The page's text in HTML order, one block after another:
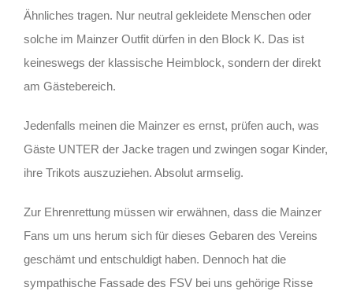
Ähnliches tragen. Nur neutral gekleidete Menschen oder
solche im Mainzer Outfit dürfen in den Block K. Das ist
keineswegs der klassische Heimblock, sondern der direkt
am Gästebereich.
Jedenfalls meinen die Mainzer es ernst, prüfen auch, was
Gäste UNTER der Jacke tragen und zwingen sogar Kinder,
ihre Trikots auszuziehen. Absolut armselig.
Zur Ehrenrettung müssen wir erwähnen, dass die Mainzer
Fans um uns herum sich für dieses Gebaren des Vereins
geschämt und entschuldigt haben. Dennoch hat die
sympathische Fassade des FSV bei uns gehörige Risse